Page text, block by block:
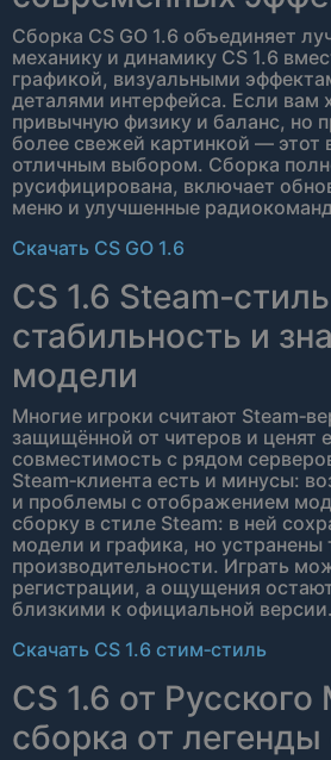
Сборка CS GO 1.6 объединяет
механику и динамику CS 1.6
графикой, визуальными
деталями интерфейса. Если вам
привычную физику и баланс, но
более свежей картинкой — этот
отличным выбором. Сборка
русифицирована, включает
меню и улучшенные
Скачать CS GO 1.6
CS 1.6
стабильность и
модели
Многие игроки считают
защищённой от читеров и ценят
совместимость с рядом
Steam‑клиента есть и минусы:
и проблемы с отображением
сборку в стиле Steam: в ней
модели и графика, но
производительности. Играть
регистрации, а ощущения
близкими к официальной версии.
Скачать CS 1.6 стим‑стиль
CS 1.6 от
сборка от